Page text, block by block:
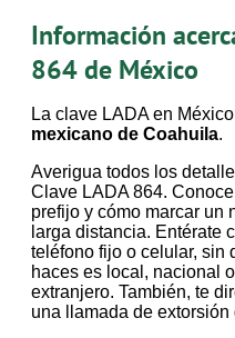
Información
864 de México
La clave LADA en
mexicano de Coahuila.
Averigua todos los
Clave LADA 864.
prefijo y cómo marcar un
larga distancia. Entérate
teléfono fijo o celular, sin
haces es local, nacional
extranjero. También, te
una llamada de